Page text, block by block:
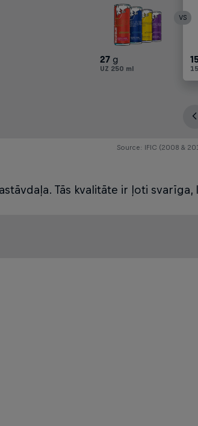
27 g
UZ 250 ml
17
VS
Source: IFIC (2008 &
Tās kvalitāte ir ļoti